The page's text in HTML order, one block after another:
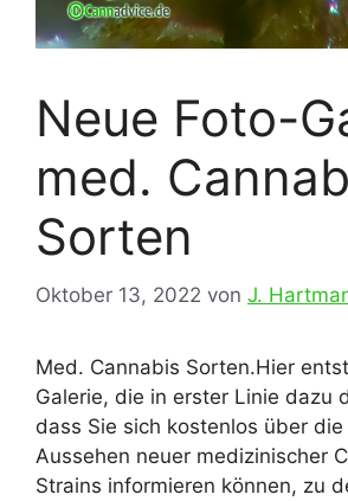
Neue Foto-
med.
Sorten
Oktober 13, 2022 von J.
Med. Cannabis Sorten.Hier
Galerie, die in erster Linie dazu
dass Sie sich kostenlos über
Aussehen neuer medizinischer
Strains informieren können, zu